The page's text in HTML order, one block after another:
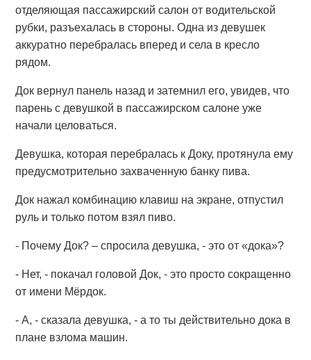
отделяющая пассажирский салон от водительской
рубки, разъехалась в стороны. Одна из девушек
аккуратно перебралась вперед и села в кресло
рядом.
Док вернул панель назад и затемнил его, увидев, что
парень с девушкой в пассажирском салоне уже
начали целоваться.
Девушка, которая перебралась к Доку, протянула ему
предусмотрительно захваченную банку пива.
Док нажал комбинацию клавиш на экране, отпустил
руль и только потом взял пиво.
- Почему Док? – спросила девушка, - это от «дока»?
- Нет, - покачал головой Док, - это просто сокращенно
от имени Мёрдок.
- А, - сказала девушка, - а то ты действительно дока в
плане взлома машин.